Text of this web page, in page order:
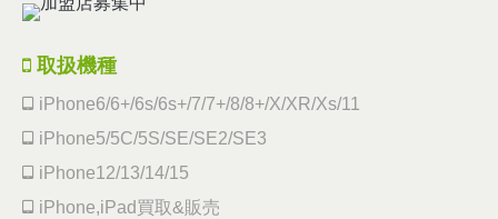
取扱機種
iPhone6/6+/6s/6s+/7/7+/8/8+/X/XR/Xs/11
iPhone5/5C/5S/SE/SE2/SE3
iPhone12/13/14/15
iPhone,iPad買取&販売